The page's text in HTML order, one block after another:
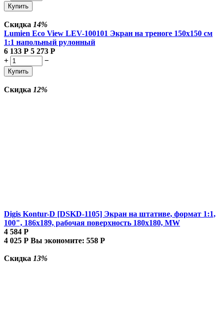
Купить
Скидка 14%
Lumien Eco View LEV-100101 Экран на треноге 150x150 см
1:1 напольный рулонный
6 133 Р 5 273 Р
+
−
Купить
Скидка 12%
Digis Kontur-D [DSKD-1105] Экран на штативе, формат 1:1,
100", 186x189, рабочая поверхность 180x180, MW
4 584 Р
4 025 Р Вы экономите: 558 Р
Скидка 13%